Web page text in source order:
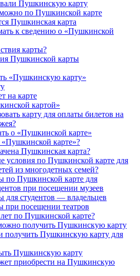
Пушкинскую карту
по Пушкинской карте
Пушкинская карта
к сведению о «Пушкинской
карты?
Пушкинской карты
«Пушкинскую карту»
на карте
картой»
карту для оплаты билетов на
о «Пушкинской карте»
карте»?
Пушкинская карта?
условия по Пушкинской карте для
из многодетных семей?
по Пушкинской карте для
при посещении музеев
для студентов — владельцев
при посещении театров
по Пушкинской карте?
получить Пушкинскую карту
получить Пушкинскую карту для
Пушкинскую карту
приобрести на Пушкинскую